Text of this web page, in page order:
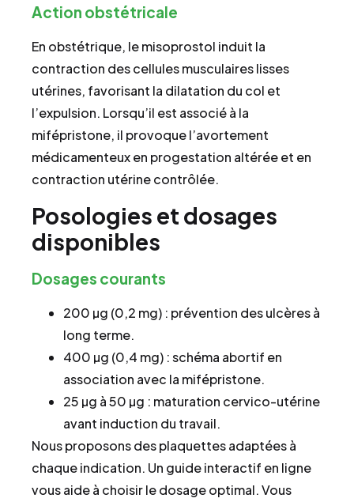
Action obstétricale
En obstétrique, le misoprostol induit la
contraction des cellules musculaires lisses
utérines, favorisant la dilatation du col et
l’expulsion. Lorsqu’il est associé à la
mifépristone, il provoque l’avortement
médicamenteux en progestation altérée et en
contraction utérine contrôlée.
Posologies et dosages
disponibles
Dosages courants
200 µg (0,2 mg) : prévention des ulcères à
long terme.
400 µg (0,4 mg) : schéma abortif en
association avec la mifépristone.
25 µg à 50 µg : maturation cervico-utérine
avant induction du travail.
Nous proposons des plaquettes adaptées à
chaque indication. Un guide interactif en ligne
vous aide à choisir le dosage optimal. Vous